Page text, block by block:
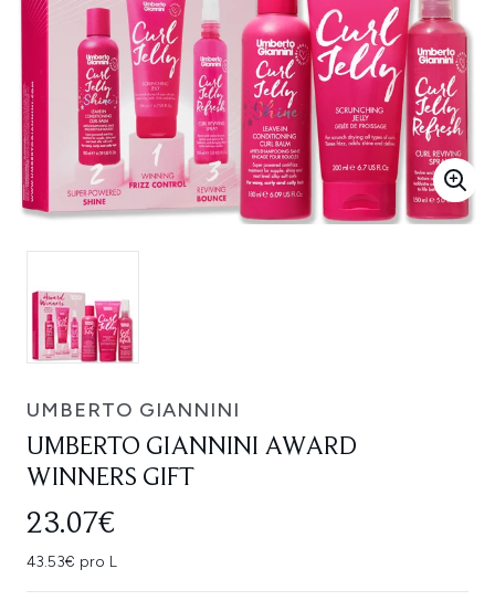
UMBERTO GIANNINI
UMBERTO GIANNINI AWARD
WINNERS GIFT
23.07€
43.53€ pro L